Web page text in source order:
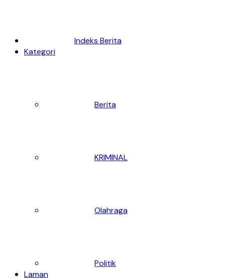
Indeks Berita
Kategori
Berita
KRIMINAL
Olahraga
Politik
Laman